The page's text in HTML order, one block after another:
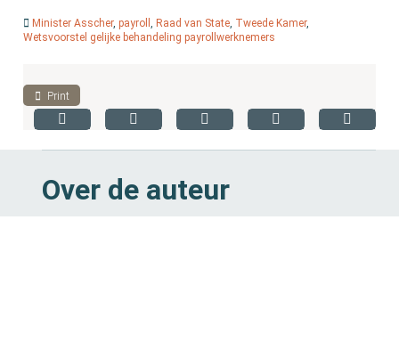
Minister Asscher,payroll, Raad van State, Tweede Kamer,
Wetsvoorstel gelijke behandeling payrollwerknemers
Print
Over de auteur